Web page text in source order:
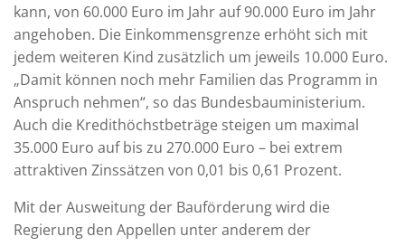
kann, von 60.000 Euro im Jahr auf 90.000 Euro im Jahr
angehoben. Die Einkommensgrenze erhöht sich mit
jedem weiteren Kind zusätzlich um jeweils 10.000 Euro.
„Damit können noch mehr Familien das Programm in
Anspruch nehmen“, so das Bundesbauministerium.
Auch die Kredithöchstbeträge steigen um maximal
35.000 Euro auf bis zu 270.000 Euro – bei extrem
attraktiven Zinssätzen von 0,01 bis 0,61 Prozent.
Mit der Ausweitung der Bauförderung wird die
Regierung den Appellen unter anderem der